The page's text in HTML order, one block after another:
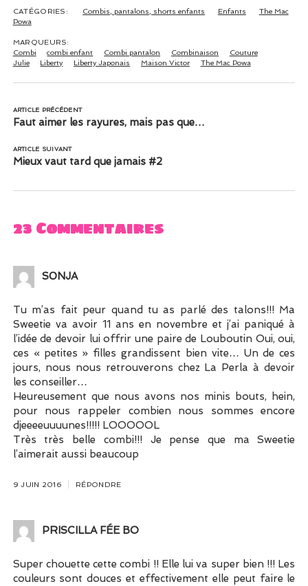
CATÉGORIES: Combis, pantalons, shorts enfants Enfants
The Mac
Powa
MARQUEURS:
Combi
combi enfant Combi pantalon Combinaison
Couture
Julie
Liberty Liberty Japonais Maison Victor The Mac Powa
ARTICLE PRÉCÉDENT
Faut aimer les rayures, mais pas que…
ARTICLE SUIVANT
Mieux vaut tard que jamais #2
23 Commentaires
S0NJA
Tu m’as fait peur quand tu as parlé des talons!!! Ma
Sweetie va avoir 11 ans en novembre et j’ai paniqué à
l’idée de devoir lui offrir une paire de Louboutin Oui, oui,
ces « petites » filles grandissent bien vite… Un de ces
jours, nous nous retrouverons chez La Perla à devoir
les conseiller…
Heureusement que nous avons nos minis bouts, hein,
pour nous rappeler combien nous sommes encore
djeeeeuuuunes!!!!! LOOOOOL
Très très belle combi!!! Je pense que ma Sweetie
l’aimerait aussi beaucoup
9 JUIN 2016 RÉPONDRE
PRISCILLA FÉE BO
Super chouette cette combi !! Elle lui va super bien !!! Les
couleurs sont douces et effectivement elle peut faire le